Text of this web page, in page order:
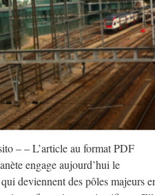
– – L’article au format PDF
engage aujourd’hui le
deviennent des pôles majeurs